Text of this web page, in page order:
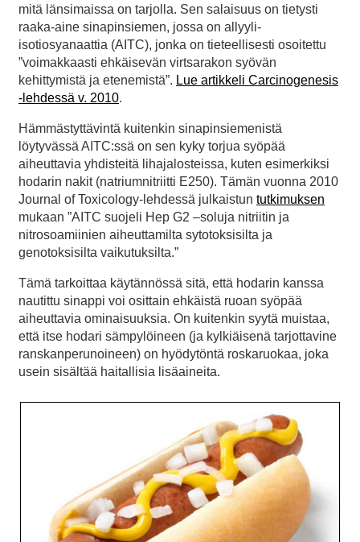
mitä länsimaissa on tarjolla. Sen salaisuus on tietysti
raaka-aine sinapinsiemen, jossa on allyyli-
isotiosyanaattia (AITC), jonka on tieteellisesti osoitettu
”voimakkaasti ehkäisevän virtsarakon syövän
kehittymistä ja etenemistä”. Lue artikkeli Carcinogenesis
-lehdessä v. 2010.
Hämmästyttävintä kuitenkin sinapinsiemenistä
löytyvässä AITC:ssä on sen kyky torjua syöpää
aiheuttavia yhdisteitä lihajalosteissa, kuten esimerkiksi
hodarin nakit (natriumnitriitti E250). Tämän vuonna 2010
Journal of Toxicology-lehdessä julkaistun tutkimuksen
mukaan ”AITC suojeli Hep G2 –soluja nitriitin ja
nitrosoamiinien aiheuttamilta sytotoksisilta ja
genotoksisilta vaikutuksilta.”
Tämä tarkoittaa käytännössä sitä, että hodarin kanssa
nautittu sinappi voi osittain ehkäistä ruoan syöpää
aiheuttavia ominaisuuksia. On kuitenkin syytä muistaa,
että itse hodari sämpylöineen (ja kylkiäisenä tarjottavine
ranskanperunoineen) on hyödytöntä roskaruokaa, joka
usein sisältää haitallisia lisäaineita.